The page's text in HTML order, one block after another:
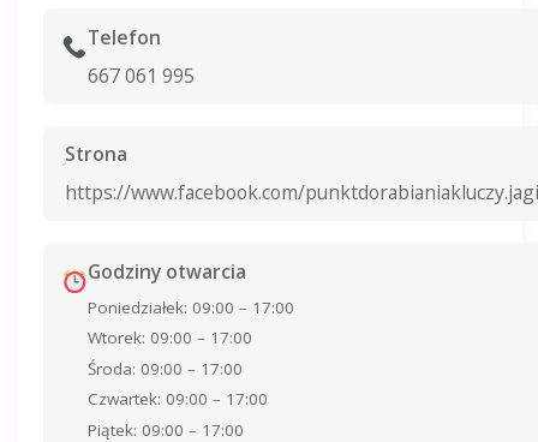
Telefon
667 061 995
Strona
https://www.facebook.com/
Godziny otwarcia
Poniedziałek: 09:00 – 17:00
Wtorek: 09:00 – 17:00
Środa: 09:00 – 17:00
Czwartek: 09:00 – 17:00
Piątek: 09:00 – 17:00